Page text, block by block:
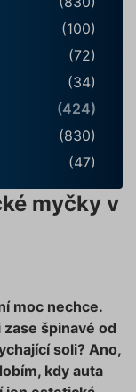
(100)
(72)
(34)
(424)
(830)
(47)
myčky v
moc nechce.
špinavé od
soli? Ano,
kdy auta